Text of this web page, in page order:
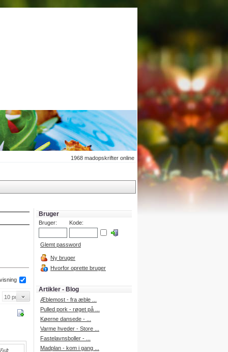
1968 madopskrifter online
Bruger
Bruger: Kode:
Glemt password
Ny bruger
Hvorfor oprette bruger
Artikler - Blog
Æblemost - fra æble ...
Pulled pork - røget på ...
Køerne dansede - ...
Varme hveder - Store ...
Fastelavnsboller - ...
Madplan - kom i gang ...